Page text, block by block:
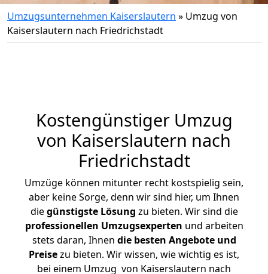
Umzugsunternehmen Kaiserslautern » Umzug von
Kaiserslautern nach Friedrichstadt
Kostengünstiger Umzug
von Kaiserslautern nach
Friedrichstadt
Umzüge können mitunter recht kostspielig sein,
aber keine Sorge, denn wir sind hier, um Ihnen
diegünstigste Lösung zu bieten. Wir sind die
professionellen Umzugsexperten und arbeiten
stets daran, Ihnen die besten Angebote und
Preisezu bieten. Wir wissen, wie wichtig es ist,
bei einem Umzug von Kaiserslautern nach